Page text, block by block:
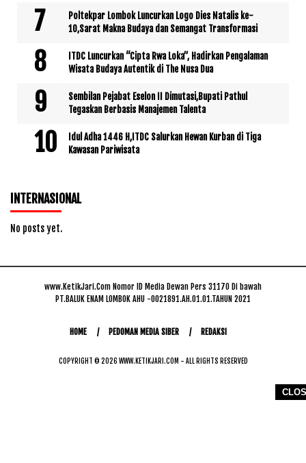
Poltekpar Lombok Luncurkan Logo Dies Natalis ke-
10,Sarat Makna Budaya dan Semangat Transformasi
ITDC Luncurkan “Cipta Rwa Loka”, Hadirkan Pengalaman
Wisata Budaya Autentik di The Nusa Dua
Sembilan Pejabat Eselon II Dimutasi,Bupati Pathul
Tegaskan Berbasis Manajemen Talenta
Idul Adha 1446 H,ITDC Salurkan Hewan Kurban di Tiga
Kawasan Pariwisata
INTERNASIONAL
No posts yet.
www.KetikJari.Com Nomor ID Media Dewan Pers 31170 Di bawah
PT.BALUK ENAM LOMBOK AHU -0021891.AH.01.01.TAHUN 2021
HOME PEDOMAN MEDIA SIBER REDAKSI
COPYRIGHT © 2026 WWW.KETIKJARI.COM - ALL RIGHTS RESERVED